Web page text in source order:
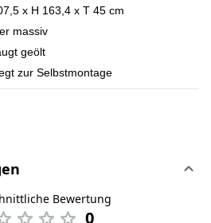
x H 163,4 x T 45 cm
massiv
geölt
zur Selbstmontage
Bewertung
0